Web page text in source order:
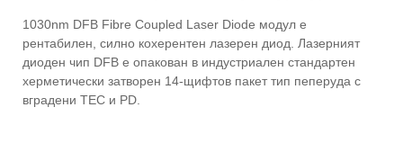
1030nm DFB Fibre Coupled Laser Diode модул е ​​
рентабилен, силно кохерентен лазерен диод. Лазерният
диоден чип DFB е опакован в индустриален стандартен
херметически затворен 14-щифтов пакет тип пеперуда с
вградени TEC и PD.